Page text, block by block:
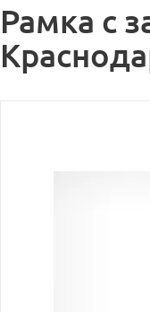
Рамка с